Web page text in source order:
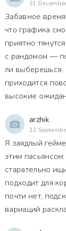
31
Забавное
что графика
приятно
с рандомом —
ли выберешься.
приходится
высокие
arzhik
12
Я заядлый
этим
старательно
подходит для
почти нет,
вариаций